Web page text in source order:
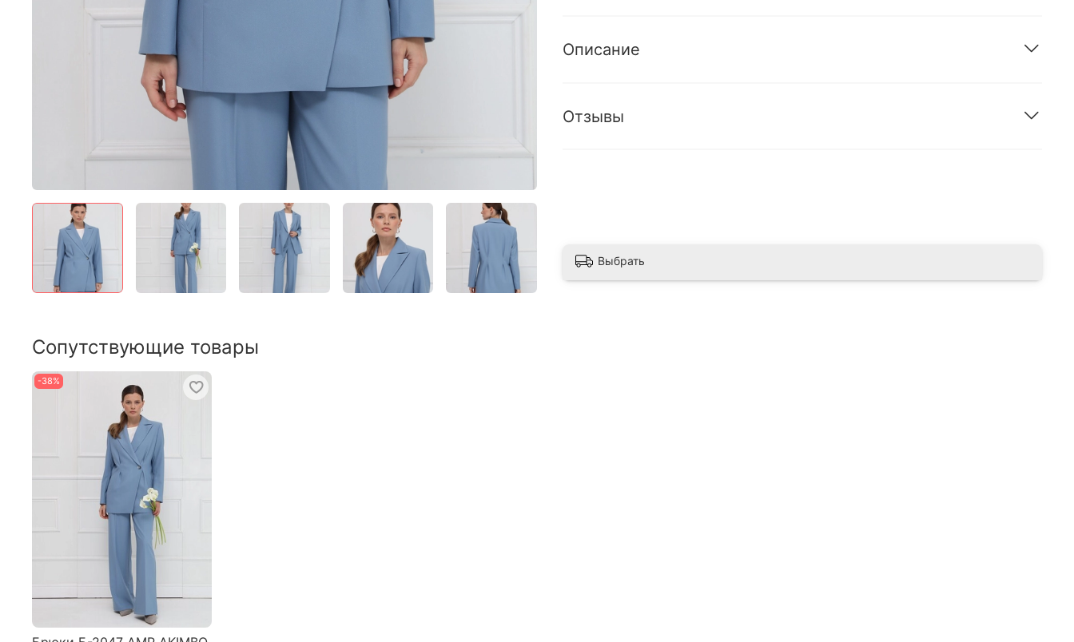
Описание
Отзывы
Выбрать
Сопутствующие товары
-38%